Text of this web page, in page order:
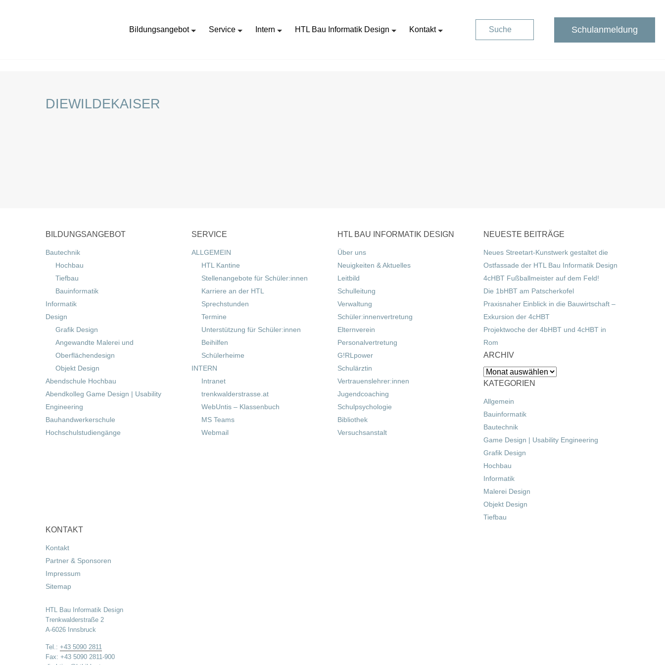
Bildungsangebot Service Intern HTL Bau Informatik Design Kontakt Suche Schulanmeldung
DIEWILDEKAISER
BILDUNGSANGEBOT
Bautechnik
Hochbau
Tiefbau
Bauinformatik
Informatik
Design
Grafik Design
Angewandte Malerei und
Oberflächendesign
Objekt Design
Abendschule Hochbau
Abendkolleg Game Design | Usability
Engineering
Bauhandwerkerschule
Hochschulstudiengänge
SERVICE
ALLGEMEIN
HTL Kantine
Stellenangebote für Schüler:innen
Karriere an der HTL
Sprechstunden
Termine
Unterstützung für Schüler:innen
Beihilfen
Schülerheime
INTERN
Intranet
trenkwalderstrasse.at
WebUntis – Klassenbuch
MS Teams
Webmail
HTL BAU INFORMATIK DESIGN
Über uns
Neuigkeiten & Aktuelles
Leitbild
Schulleitung
Verwaltung
Schüler:innenvertretung
Elternverein
Personalvertretung
G!RLpower
Schulärztin
Vertrauenslehrer:innen
Jugendcoaching
Schulpsychologie
Bibliothek
Versuchsanstalt
NEUESTE BEITRÄGE
Neues Streetart-Kunstwerk gestaltet die
Ostfassade der HTL Bau Informatik Design
4cHBT Fußballmeister auf dem Feld!
Die 1bHBT am Patscherkofel
Praxisnaher Einblick in die Bauwirtschaft –
Exkursion der 4cHBT
Projektwoche der 4bHBT und 4cHBT in
Rom
ARCHIV
Archiv
KATEGORIEN
Allgemein
Bauinformatik
Bautechnik
Game Design | Usability Engineering
Grafik Design
Hochbau
Informatik
Malerei Design
Objekt Design
Tiefbau
KONTAKT
Kontakt
Partner & Sponsoren
Impressum
Sitemap
HTL Bau Informatik Design
Trenkwalderstraße 2
A-6026 Innsbruck
Tel.: +43 5090 2811
Fax: +43 5090 2811-900